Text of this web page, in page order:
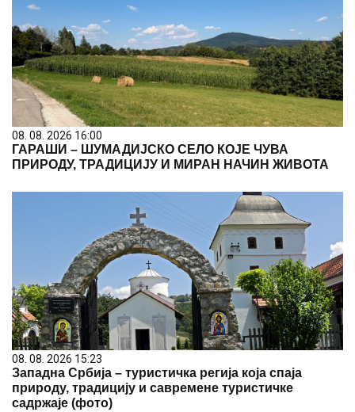
08. 08. 2026 16:00
ГАРАШИ – ШУМАДИЈСКО СЕЛО КОЈЕ ЧУВА
ПРИРОДУ, ТРАДИЦИЈУ И МИРАН НАЧИН ЖИВОТА
08. 08. 2026 15:23
Западна Србија – туристичка регија која спаја
природу, традицију и савремене туристичке
садржаје (фото)